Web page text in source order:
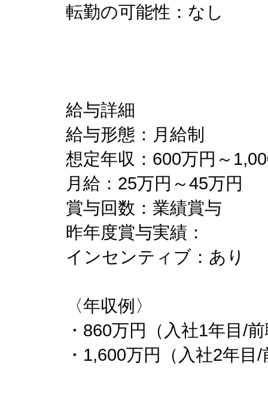
転勤の可能性：なし
給与詳細
給与形態：月給制
想定年収：600万円～
月給：25万円～45万円
賞与回数：業績賞与
昨年度賞与実績：
インセンティブ：あり
〈年収例〉
・860万円（入社1年目/
・1,600万円（入社2年目